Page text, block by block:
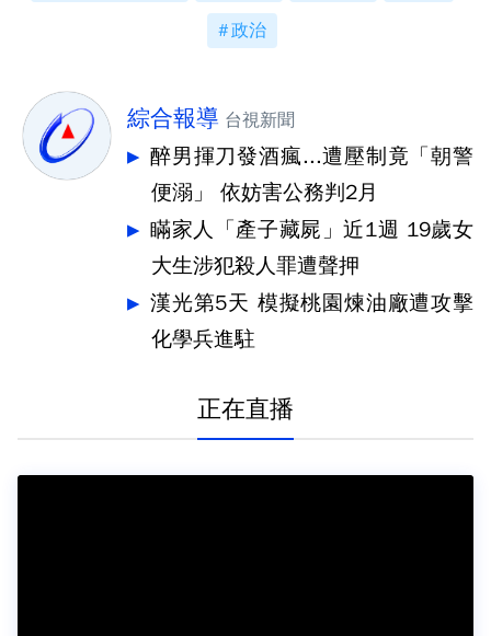
政治
綜合報導 台視新聞
醉男揮刀發酒瘋...遭壓制竟「朝警
便溺」 依妨害公務判2月
瞞家人「產子藏屍」近1週 19歲女
大生涉犯殺人罪遭聲押
漢光第5天 模擬桃園煉油廠遭攻擊
化學兵進駐
正在直播